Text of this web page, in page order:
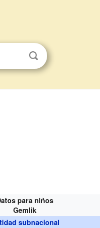
para niños
Gemlik
subnacional